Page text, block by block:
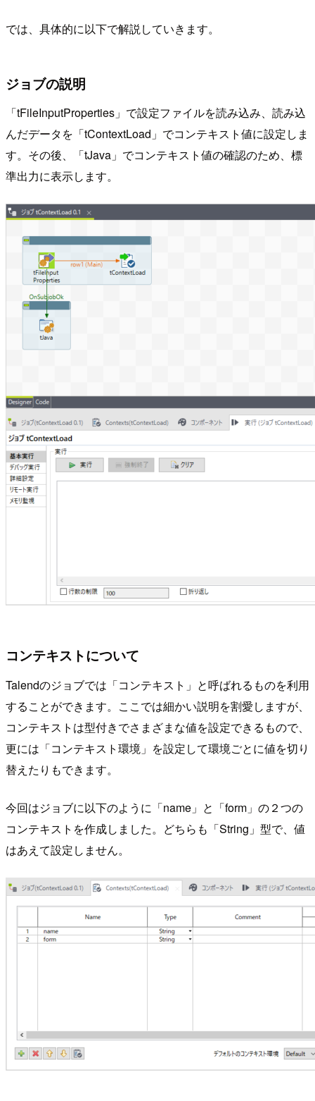
では、具体的に以下で解説していきます。
ジョブの説明
「tFileInputProperties」で設定ファイルを読み込み、読み込
んだデータを「tContextLoad」でコンテキスト値に設定しま
す。その後、「tJava」でコンテキスト値の確認のため、標
準出力に表示します。
コンテキストについて
Talendのジョブでは「コンテキスト」と呼ばれるものを利用
することができます。ここでは細かい説明を割愛しますが、
コンテキストは型付きでさまざまな値を設定できるもので、
更には「コンテキスト環境」を設定して環境ごとに値を切り
替えたりもできます。
今回はジョブに以下のように「name」と「form」の２つの
コンテキストを作成しました。どちらも「String」型で、値
はあえて設定しません。